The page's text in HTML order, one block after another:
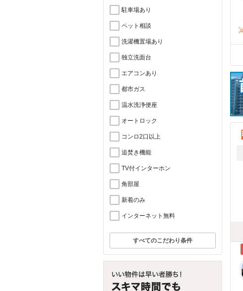
駐車場あり
ペット相談
洗濯機置場あり
独立洗面台
エアコンあり
都市ガス
温水洗浄便座
オートロック
コンロ2口以上
追焚き機能
TV付インターホン
角部屋
新着のみ
インターネット無料
すべてのこだわり条件